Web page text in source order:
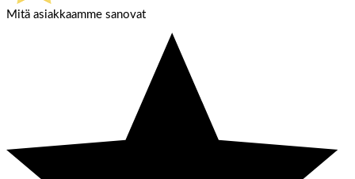
Mitä asiakkaamme sanovat